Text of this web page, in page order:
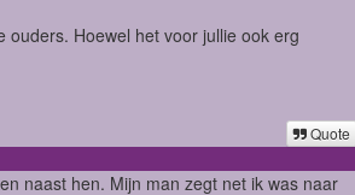
Hoewel het voor jullie ook erg
Quote
naast hen. Mijn man zegt net ik was naar